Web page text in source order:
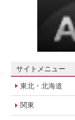
サイトメニュー
東北・北海道
関東